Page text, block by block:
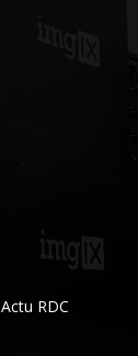
Actu RDC